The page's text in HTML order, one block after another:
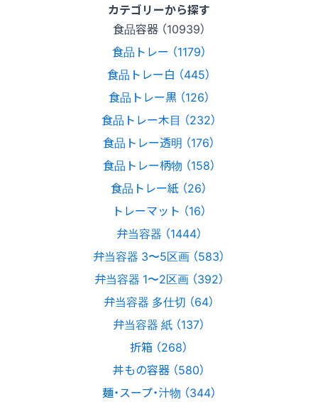
カテゴリーから探す
食品容器 （10939）
食品トレー （1179）
食品トレー白 （445）
食品トレー黒 （126）
食品トレー木目 （232）
食品トレー透明 （176）
食品トレー柄物 （158）
食品トレー紙 （26）
トレーマット （16）
弁当容器 （1444）
弁当容器 3〜5区画 （583）
弁当容器 1〜2区画 （392）
弁当容器 多仕切 （64）
弁当容器 紙 （137）
折箱 （268）
丼もの容器 （580）
麺・スープ・汁物 （344）